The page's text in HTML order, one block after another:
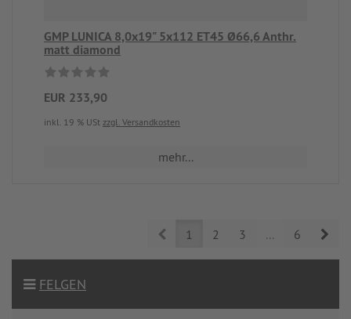
GMP LUNICA 8,0x19" 5x112 ET45 Ø66,6 Anthr.
matt diamond
EUR 233,90
inkl. 19 % USt zzgl. Versandkosten
mehr...
Prev1 2 3 ... 6
FELGEN